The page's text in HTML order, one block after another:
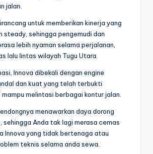
jalan.
untuk memberikan kinerja yang
steady, sehingga pengemudi dan
lebih nyaman selama perjalanan,
lalu lintas wilayah Tugu Utara.
Innova dibekali dengan engine
dan kuat yang telah terbukti
melintasi berbagai kontur jalan.
menawarkan daya dorong
sehingga Anda tak lagi merasa cemas
Innova yang tidak bertenaga atau
teknis selama anda sewa.